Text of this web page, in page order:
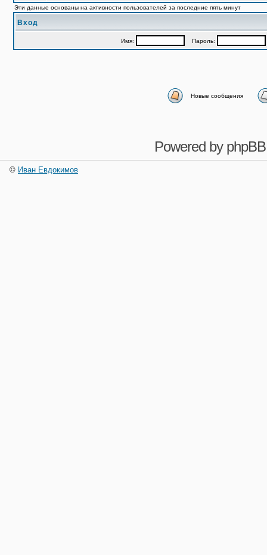
Эти данные основаны на активности пользователей за последние пять минут
Вход
Имя: Пароль:
Новые сообщения
Powered by phpBB
© Иван Евдокимов